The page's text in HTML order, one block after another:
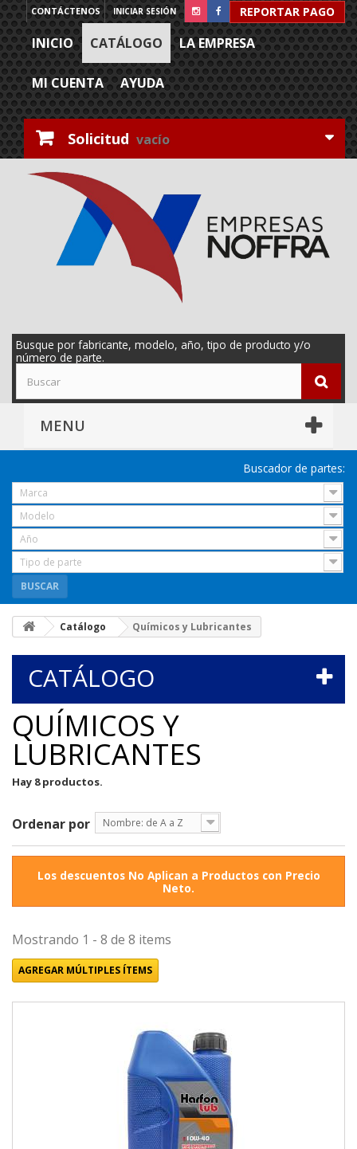
REPORTAR PAGO
INICIAR SESIÓN
CONTÁCTENOS
INICIO CATÁLOGO LA EMPRESA
MI CUENTA AYUDA
Solicitud vacío
Busque por fabricante, modelo, año, tipo de producto y/o
número de parte.
MENU
Buscador de partes:
Marca
Modelo
Año
Tipo de parte
BUSCAR
Catálogo Químicos y Lubricantes
CATÁLOGO
QUÍMICOS Y
LUBRICANTES
Hay 8 productos.
Ordenar por Nombre: de A a Z
Los descuentos No Aplican a Productos con Precio
Neto.
Mostrando 1 - 8 de 8 items
AGREGAR MÚLTIPLES ÍTEMS